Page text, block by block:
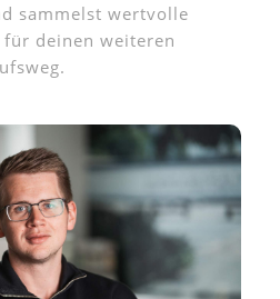
sammelst wertvolle
deinen weiteren